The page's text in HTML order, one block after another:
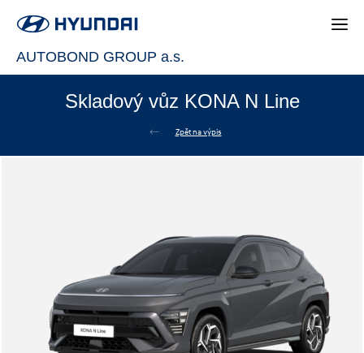
AUTOBOND GROUP a.s.
Skladový vůz KONA N Line
Zpět na výpis